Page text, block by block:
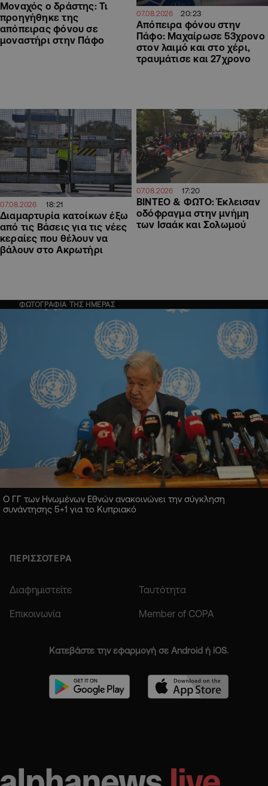
Μοναχός ο δράστης: Τι
προηγήθηκε της
απόπειρας φόνου σε
μοναστήρι στην Πάφο
07.08.2026 20:23
Απόπειρα φόνου στην
Πάφο: Μαχαίρωσε 53χρονο
στον λαιμό και στο χέρι,
τραυμάτισε και 27χρονο
07.08.2026 18:21
Διαμαρτυρία κατοίκων έξω
από τις Βάσεις για τις νέες
κεραίες που θέλουν να
βάλουν στο Ακρωτήρι
07.08.2026 17:20
ΒΙΝΤΕΟ & ΦΩΤΟ: Έκλεισαν
οδόφραγμα στην μνήμη
των Ισαάκ και Σολωμού
ΦΩΤΟΓΡΑΦΙΑ ΤΗΣ ΗΜΕΡΑΣ
Ο ΓΓ των Ηνωμένων Εθνών ανακοινώνει την σύγκληση
συνάντησης 5+1 για το Κυπριακό
ΠΕΡΙΣΣΟΤΕΡΑ
Διαφημιστείτε Ταυτότητα
Επικοινωνία Member of COPA
Κατεβάστε την εφαρμογή σε Android ή iOS.